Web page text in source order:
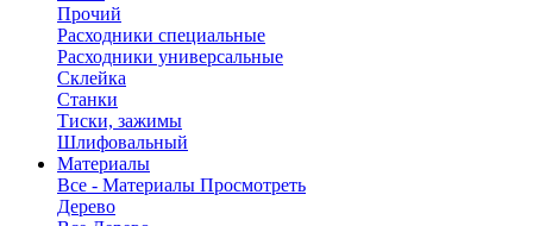
Прочий
Расходники специальные
Расходники универсальные
Склейка
Станки
Тиски, зажимы
Шлифовальный
Материалы
Все - Материалы Просмотреть
Дерево